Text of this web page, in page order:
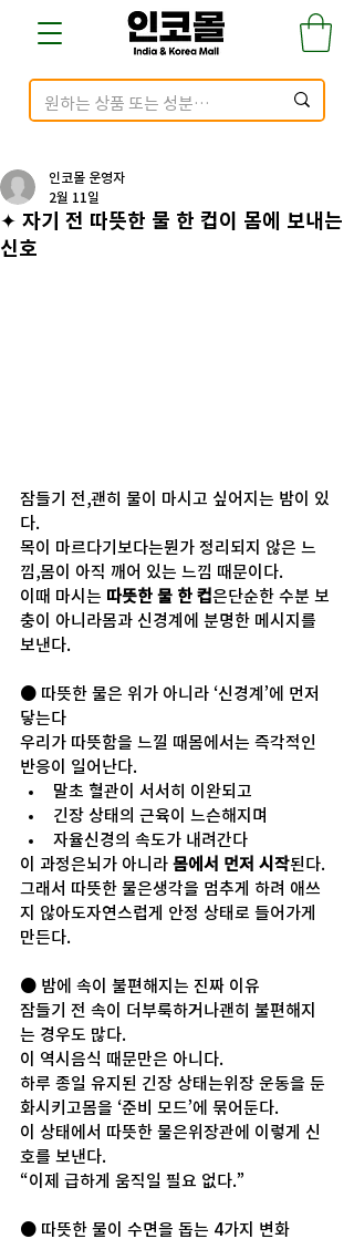
✦ 자기 전 따뜻한 물 한 컵이 몸에 보내는
신호
인코몰 운영자
2월 11일
잠들기 전,괜히 물이 마시고 싶어지는 밤이 있
다.
목이 마르다기보다는뭔가 정리되지 않은 느
낌,몸이 아직 깨어 있는 느낌 때문이다.
이때 마시는 따뜻한 물 한 컵은단순한 수분 보
충이 아니라몸과 신경계에 분명한 메시지를
보낸다.
● 따뜻한 물은 위가 아니라 ‘신경계’에 먼저
닿는다
우리가 따뜻함을 느낄 때몸에서는 즉각적인
반응이 일어난다.
말초 혈관이 서서히 이완되고
긴장 상태의 근육이 느슨해지며
자율신경의 속도가 내려간다
이 과정은뇌가 아니라 몸에서 먼저 시작된다.
그래서 따뜻한 물은생각을 멈추게 하려 애쓰
지 않아도자연스럽게 안정 상태로 들어가게
만든다.
● 밤에 속이 불편해지는 진짜 이유
잠들기 전 속이 더부룩하거나괜히 불편해지
는 경우도 많다.
이 역시음식 때문만은 아니다.
하루 종일 유지된 긴장 상태는위장 운동을 둔
화시키고몸을 ‘준비 모드’에 묶어둔다.
이 상태에서 따뜻한 물은위장관에 이렇게 신
호를 보낸다.
“이제 급하게 움직일 필요 없다.”
● 따뜻한 물이 수면을 돕는 4가지 변화